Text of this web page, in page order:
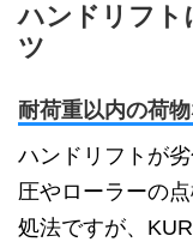
ハンドリフト
ツ
耐荷重以内の荷
ハンドリフトが
圧やローラーの
処法ですが、